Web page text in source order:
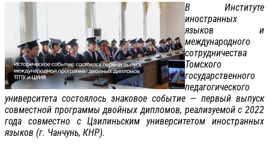
В Институте
иностранных
языков и
международного
сотрудничества
Томского
государственного
педагогического
университета состоялось знаковое событие — первый выпуск
совместной программы двойных дипломов, реализуемой с 2022
года совместно с Цзилиньским университетом иностранных
языков (г. Чанчунь, КНР).